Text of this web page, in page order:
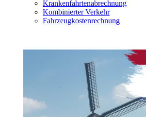
Krankenfahrtenabrechnung
Kombinierter Verkehr
Fahrzeugkostenrechnung